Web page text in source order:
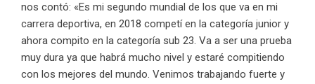
nos contó: «Es mi segundo mundial de los que va en mi
carrera deportiva, en 2018 competí en la categoría junior y
ahora compito en la categoría sub 23. Va a ser una prueba
muy dura ya que habrá mucho nivel y estaré compitiendo
con los mejores del mundo. Venimos trabajando fuerte y